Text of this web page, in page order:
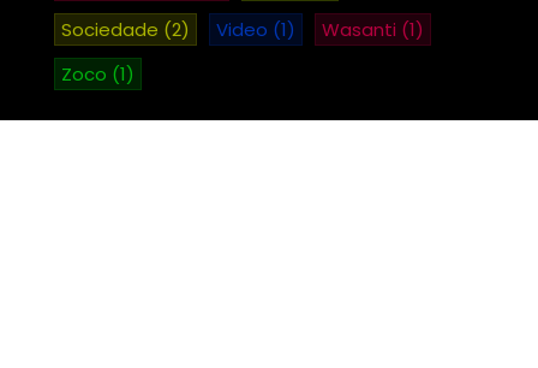
Sociedade (2) Video (1) Wasanti (1)
Zoco (1)